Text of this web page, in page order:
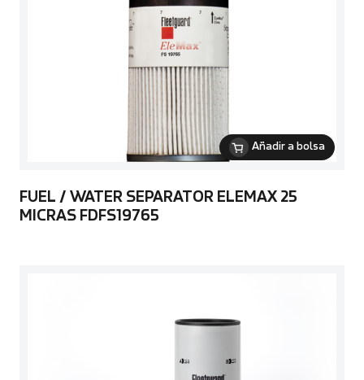
Añadir a bolsa
FUEL / WATER SEPARATOR ELEMAX 25
MICRAS FDFS19765